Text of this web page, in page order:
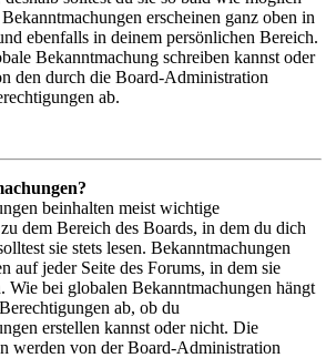
erscheinen ganz oben in
ebenfalls in deinem persönlichen Bereich.
Bekanntmachung schreiben kannst oder
den durch die Board-Administration
ab.
beinhalten meist wichtige
dem Bereich des Boards, in dem du dich
sie stets lesen. Bekanntmachungen
auf jeder Seite des Forums, in dem sie
Wie bei globalen Bekanntmachungen hängt
ab, ob du
erstellen kannst oder nicht. Die
werden von der Board-Administration